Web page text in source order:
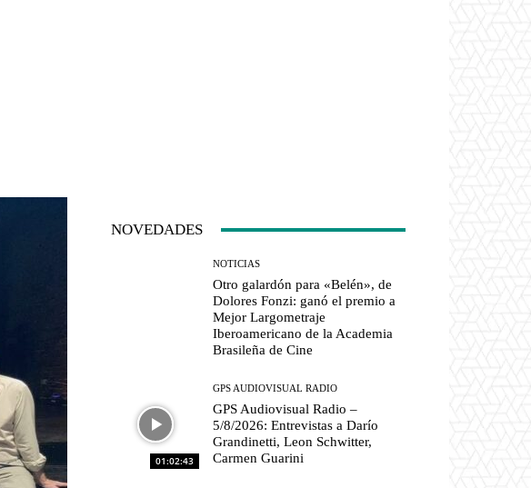
NOVEDADES
NOTICIAS
Otro galardón para «Belén», de
Dolores Fonzi: ganó el premio a
Mejor Largometraje
Iberoamericano de la Academia
Brasileña de Cine
01:02:43
GPS AUDIOVISUAL RADIO
GPS Audiovisual Radio –
5/8/2026: Entrevistas a Darío
Grandinetti, Leon Schwitter,
Carmen Guarini